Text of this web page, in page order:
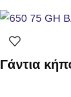
Γάντια